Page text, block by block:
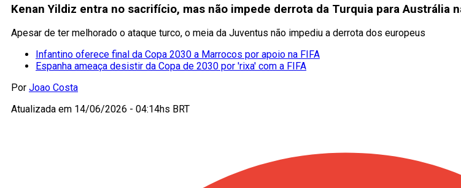
Kenan Yildiz entra no sacrifício, mas não impede derrota da Turquia para Austrália
Apesar de ter melhorado o ataque turco, o meia da Juventus não impediu a derrota dos europeus
Infantino oferece final da Copa 2030 a Marrocos por apoio na FIFA
Espanha ameaça desistir da Copa de 2030 por 'rixa' com a FIFA
Por Joao Costa
Atualizada em 14/06/2026 - 04:14hs BRT